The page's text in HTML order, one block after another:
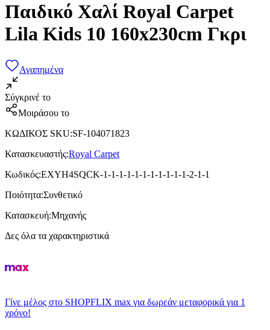
Παιδικό Χαλί Royal Carpet
Lila Kids 10 160x230cm Γκρι
Αγαπημένα
Σύγκρινέ το
Μοιράσου το
ΚΩΔΙΚΟΣ SKU:SF-104071823
Κατασκευαστής:Royal Carpet
Κωδικός:EXYH4SQCK-1-1-1-1-1-1-1-1-1-1-1-2-1-1
Ποιότητα:Συνθετικό
Κατασκευή:Μηχανής
Δες όλα τα χαρακτηριστικά
Γίνε μέλος στο SHOPFLIX max για δωρεάν μεταφορικά για 1
χρόνο!